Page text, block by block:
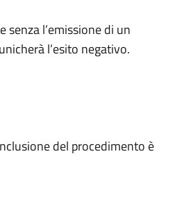
l’emissione di un
l’esito negativo.
del procedimento è